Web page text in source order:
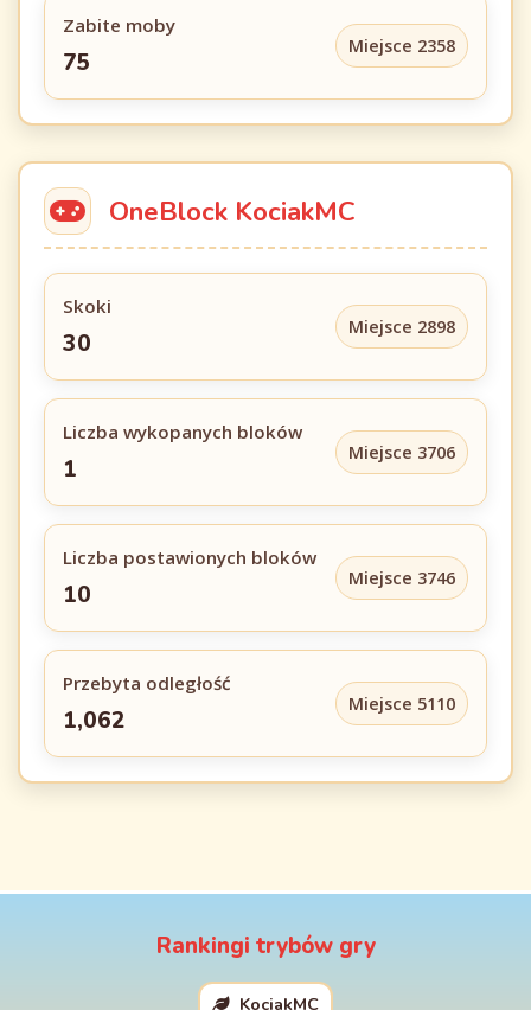
Zabite moby
75
Miejsce 2358
OneBlock KociakMC
Skoki
30
Miejsce 2898
Liczba wykopanych bloków
1
Miejsce 3706
Liczba postawionych bloków
10
Miejsce 3746
Przebyta odległość
1,062
Miejsce 5110
Rankingi trybów gry
KociakMC